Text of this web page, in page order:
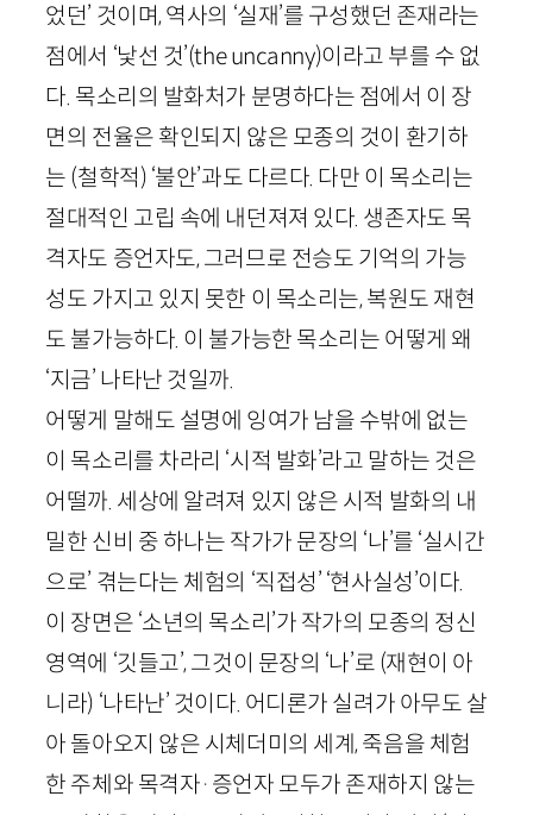
었던’ 것이며, 역사의 ‘실재’를 구성했던 존재라는
점에서 ‘낯선 것’(the uncanny)이라고 부를 수 없
다. 목소리의 발화처가 분명하다는 점에서 이 장
면의 전율은 확인되지 않은 모종의 것이 환기하
는 (철학적) ‘불안’과도 다르다. 다만 이 목소리는
절대적인 고립 속에 내던져져 있다. 생존자도 목
격자도 증언자도, 그러므로 전승도 기억의 가능
성도 가지고 있지 못한 이 목소리는, 복원도 재현
도 불가능하다. 이 불가능한 목소리는 어떻게 왜
‘지금’ 나타난 것일까.
어떻게 말해도 설명에 잉여가 남을 수밖에 없는
이 목소리를 차라리 ‘시적 발화’라고 말하는 것은
어떨까. 세상에 알려져 있지 않은 시적 발화의 내
밀한 신비 중 하나는 작가가 문장의 ‘나’를 ‘실시간
으로’ 겪는다는 체험의 ‘직접성’ ‘현사실성’이다.
이 장면은 ‘소년의 목소리’가 작가의 모종의 정신
영역에 ‘깃들고’, 그것이 문장의 ‘나’로 (재현이 아
니라) ‘나타난’ 것이다. 어디론가 실려가 아무도 살
아 돌아오지 않은 시체더미의 세계, 죽음을 체험
한 주체와 목격자· 증언자 모두가 존재하지 않는